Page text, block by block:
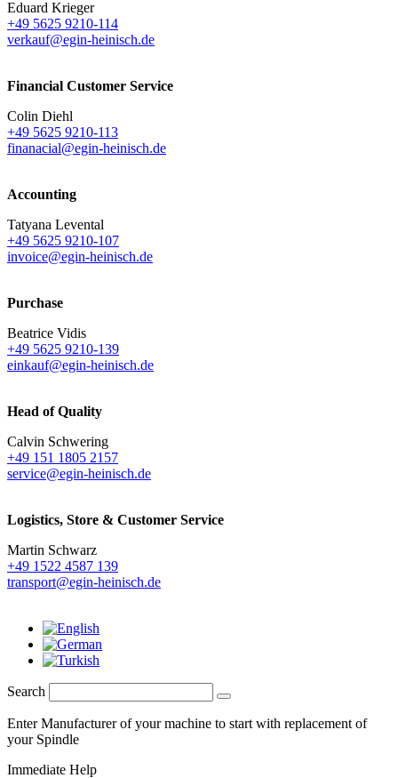
Eduard Krieger
+49 5625 9210-114
verkauf@egin-heinisch.de
Financial Customer Service
Colin Diehl
+49 5625 9210-113
finanacial@egin-heinisch.de
Accounting
Tatyana Levental
+49 5625 9210-107
invoice@egin-heinisch.de
Purchase
Beatrice Vidis
+49 5625 9210-139
einkauf@egin-heinisch.de
Head of Quality
Calvin Schwering
+49 151 1805 2157
service@egin-heinisch.de
Logistics, Store & Customer Service
Martin Schwarz
+49 1522 4587 139
transport@egin-heinisch.de
Search
Enter Manufacturer of your machine to start with replacement of
your Spindle
Immediate Help